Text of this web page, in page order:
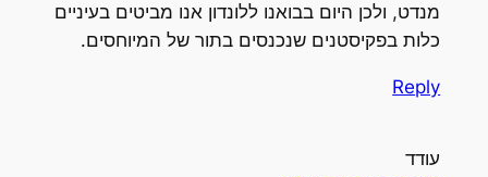
מנדט, ולכן היום בבואנו ללונדון אנו מביטים בעיניים
כלות בפקיסטנים שנכנסים בתור של המיוחסים.
Reply
עודד